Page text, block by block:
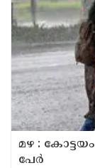
മഴ : കോട്ടയം
പേര്‍